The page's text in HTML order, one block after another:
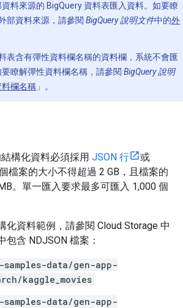
料來源的 BigQuery 資料表匯入資料。如要瞭
部資料來源，請參閱 BigQuery 說明文件中的外
表含有彈性資料欄名稱的資料欄，系統不會匯
瞭解彈性資料欄名稱，請參閱 BigQuery 說明
欄名稱 」。
構化資料必須採用 JSON 行
或
檔案的大小不得超過 2 GB，且檔案的
。單一匯入要求最多可匯入 1,000 個
化資料範例，請參閱 Cloud Storage 中
包含 NDJSON 檔案：
data/gen-app-
kaggle_movies
data/gen-app-